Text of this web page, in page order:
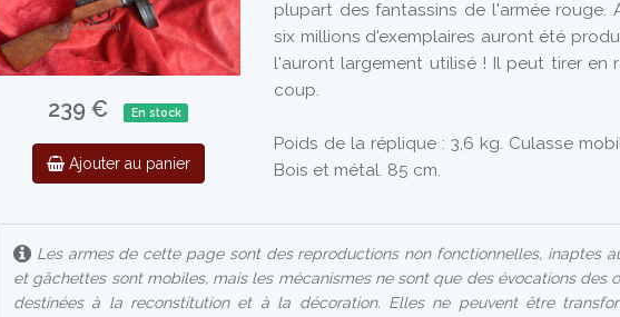
239 € En stock
Ajouter au panier
plupart des fantassins de l'armée rouge.
six millions d'exemplaires auront été
l'auront largement utilisé ! Il peut tirer en
coup.
Poids de la réplique : 3,6 kg. Culasse
Bois et métal. 85 cm.
Les armes de cette page sont des reproductions non fonctionnelles, inaptes
et gâchettes sont mobiles, mais les mécanismes ne sont que des évocations des
destinées à la reconstitution et à la décoration. Elles ne peuvent être